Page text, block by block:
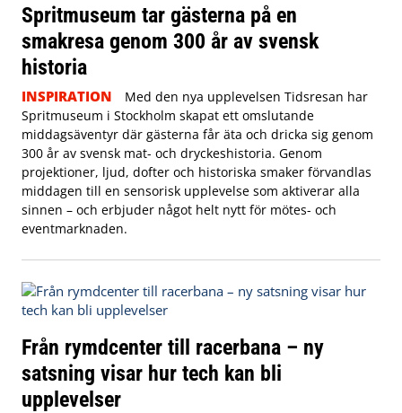
Spritmuseum tar gästerna på en
smakresa genom 300 år av svensk
historia
INSPIRATION
Med den nya upplevelsen Tidsresan har
Spritmuseum i Stockholm skapat ett omslutande
middagsäventyr där gästerna får äta och dricka sig genom
300 år av svensk mat- och dryckeshistoria. Genom
projektioner, ljud, dofter och historiska smaker förvandlas
middagen till en sensorisk upplevelse som aktiverar alla
sinnen – och erbjuder något helt nytt för mötes- och
eventmarknaden.
Från rymdcenter till racerbana – ny
satsning visar hur tech kan bli
upplevelser